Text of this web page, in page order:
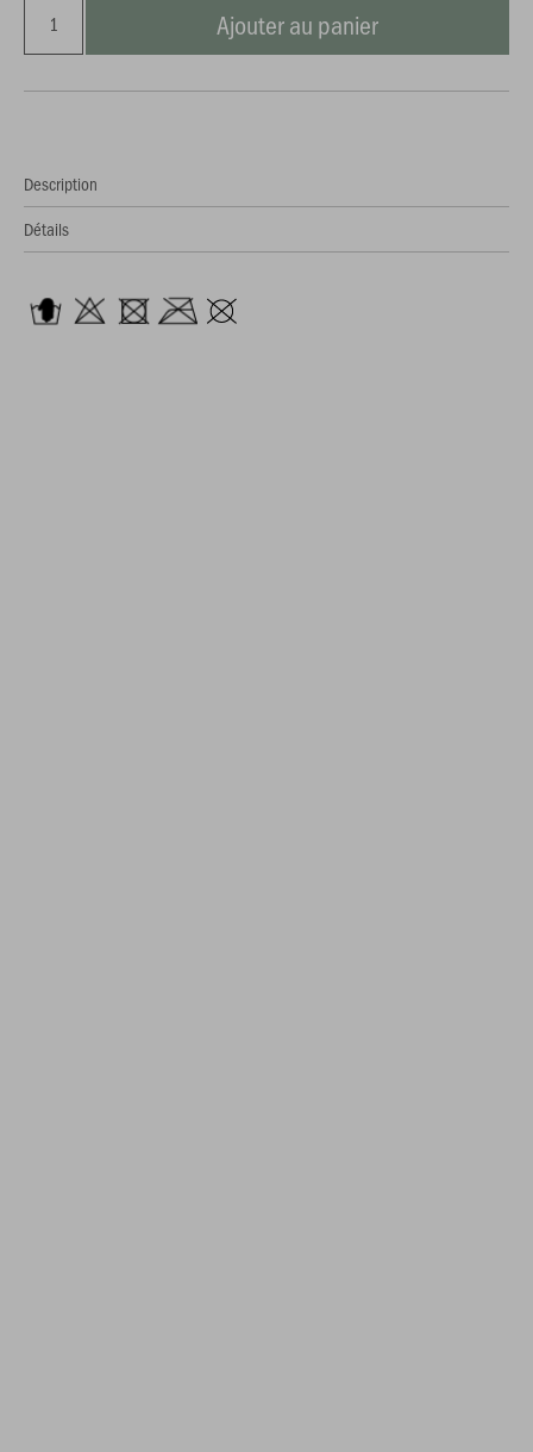
Ajouter au panier
Description
Détails